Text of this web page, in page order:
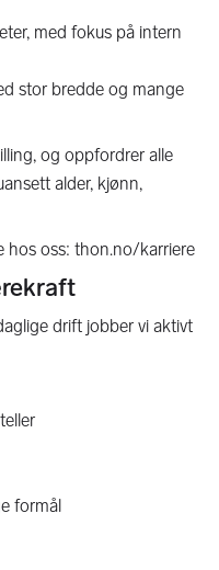
med fokus på intern
stor bredde og mange
og oppfordrer alle
alder, kjønn,
hos oss: thon.no/karriere
drift jobber vi aktivt
formål